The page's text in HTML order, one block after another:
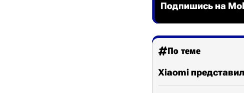
Подпишись на
По теме
Xiaomi